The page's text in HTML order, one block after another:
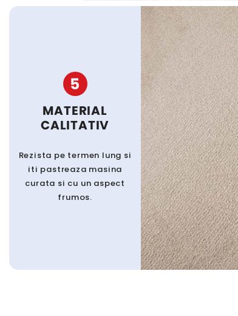
5
MATERIAL
CALITATIV
Rezista pe termen lung si
iti pastreaza masina
curata si cu un aspect
frumos.